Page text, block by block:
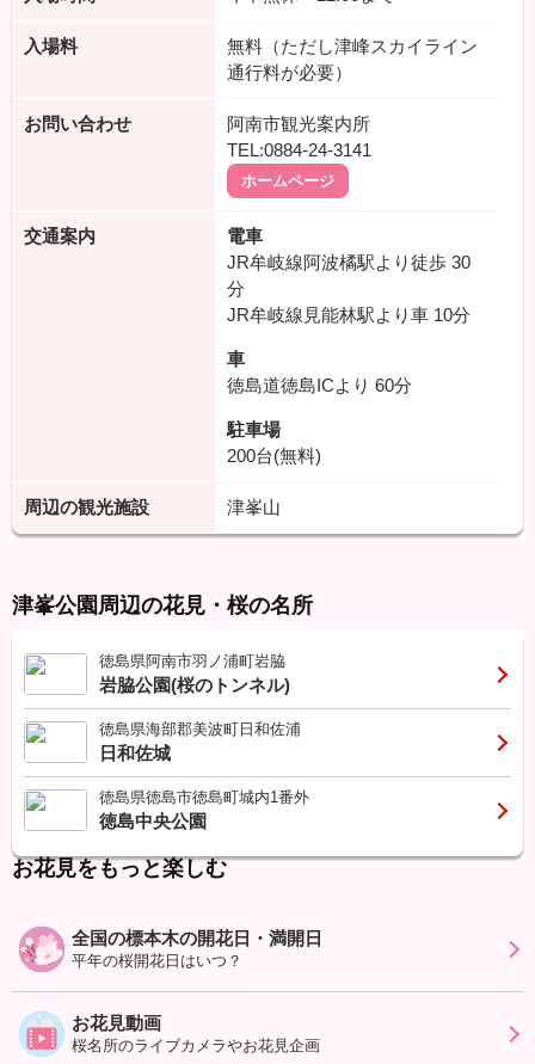
入場料
無料（ただし津峰スカイライン
通行料が必要）
お問い合わせ
阿南市観光案内所
TEL:0884-24-3141
ホームページ
交通案内
電車
JR牟岐線阿波橘駅より徒歩 30
分
JR牟岐線見能林駅より車 10分
車
徳島道徳島ICより 60分
駐車場
200台(無料)
周辺の観光施設 津峯山
津峯公園周辺の花見・桜の名所
徳島県阿南市羽ノ浦町岩脇
岩脇公園(桜のトンネル)
徳島県海部郡美波町日和佐浦
日和佐城
徳島県徳島市徳島町城内1番外
徳島中央公園
お花見をもっと楽しむ
全国の標本木の開花日・満開日
平年の桜開花日はいつ？
お花見動画
桜名所のライブカメラやお花見企画